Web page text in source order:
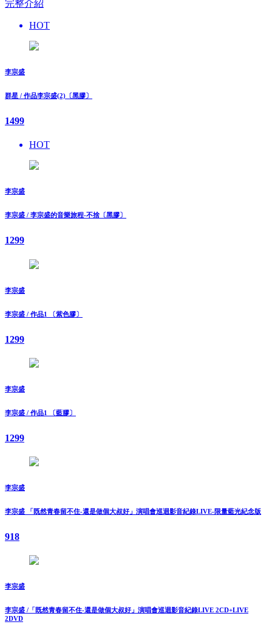
完整介紹
HOT
李宗盛
群星 / 作品李宗盛(2)〔黑膠〕
1499
HOT
李宗盛
李宗盛 / 李宗盛的音樂旅程-不捨〔黑膠〕
1299
李宗盛
李宗盛 / 作品1 〔紫色膠〕
1299
李宗盛
李宗盛 / 作品1 〔藍膠〕
1299
李宗盛
李宗盛 「既然青春留不住-還是做個大叔好」演唱會巡迴影音紀錄LIVE-限量藍光紀念版
918
李宗盛
李宗盛 /「既然青春留不住-還是做個大叔好」演唱會巡迴影音紀錄LIVE 2CD+LIVE
2DVD